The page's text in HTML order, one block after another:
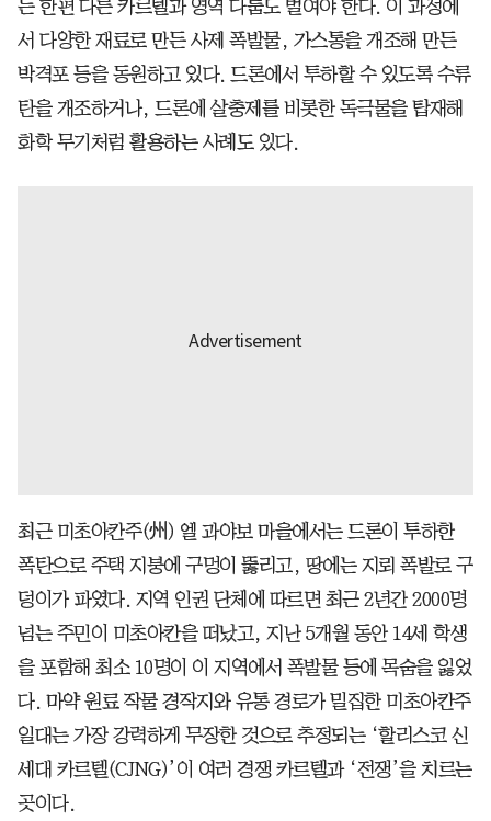
는 한편 다른 카르텔과 영역 다툼도 벌여야 한다. 이 과정에
서 다양한 재료로 만든 사제 폭발물, 가스통을 개조해 만든
박격포 등을 동원하고 있다. 드론에서 투하할 수 있도록 수류
탄을 개조하거나, 드론에 살충제를 비롯한 독극물을 탑재해
화학 무기처럼 활용하는 사례도 있다.
최근 미초아칸주(州) 엘 과야보 마을에서는 드론이 투하한
폭탄으로 주택 지붕에 구멍이 뚫리고, 땅에는 지뢰 폭발로 구
덩이가 파였다. 지역 인권 단체에 따르면 최근 2년간 2000명
넘는 주민이 미초아칸을 떠났고, 지난 5개월 동안 14세 학생
을 포함해 최소 10명이 이 지역에서 폭발물 등에 목숨을 잃었
다. 마약 원료 작물 경작지와 유통 경로가 밀집한 미초아칸주
일대는 가장 강력하게 무장한 것으로 추정되는 ‘할리스코 신
세대 카르텔(CJNG)’이 여러 경쟁 카르텔과 ‘전쟁’을 치르는
곳이다.